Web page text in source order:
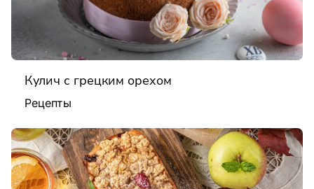
Кулич с грецким орехом
Рецепты